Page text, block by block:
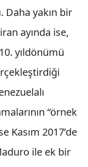
Daha yakın bir
ayında ise,
yıldönümü
“örnek
Kasım 2017’de
ile ek bir